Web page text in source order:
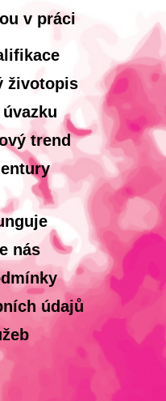
v práci
životopis
trend
nás
údajů